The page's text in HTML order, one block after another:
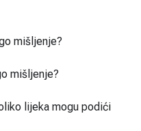
mišljenje?
mišljenje?
lijeka mogu podići